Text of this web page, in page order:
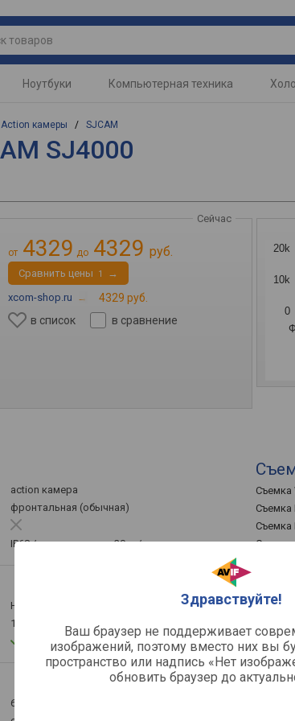
Здравствуйте!
Ваш браузер не поддерживает
изображений, поэтому вместо них вы
пространство или надпись «Нет
обновить браузер до
Ноутбуки Компьютерная техника
Action камеры / SJCAM
SJ4000
от 4329 до 4329 руб.
Сейчас
Cравнить цены 1
→
xcom-shop.ru →
4329 руб.
в список
в сравнение
0
10k
20k
action камера
фронтальная (обычная)
IP68 / погружение до 30 м /
HDMI-выход
1.5 ", 960x240 пикс
64 ГБ
Съемка
Съемка
Съемка
Съемка
Запись